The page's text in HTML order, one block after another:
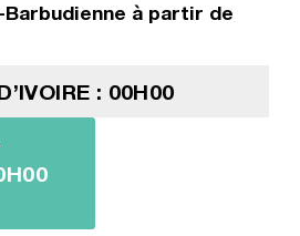
à partir de
: 00H00